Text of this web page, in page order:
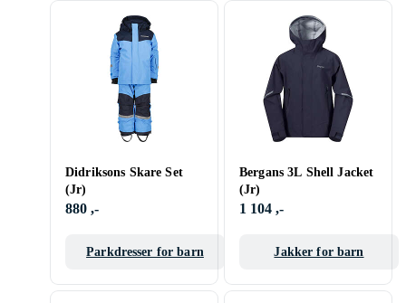
Didriksons Skare Set
(Jr)
880 ,-
Parkdresser for barn
Bergans 3L Shell Jacket
(Jr)
1 104 ,-
Jakker for barn